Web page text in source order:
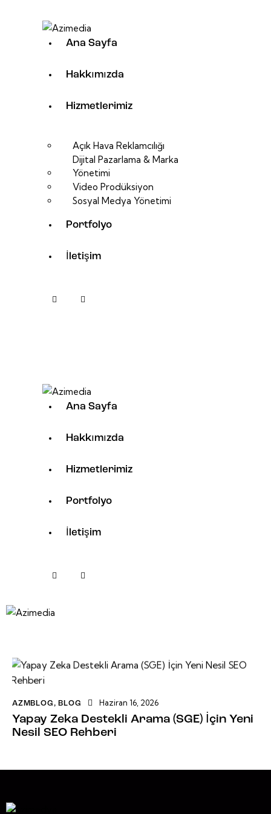
Ana Sayfa
Hakkımızda
Hizmetlerimiz
Açık Hava Reklamcılığı
Dijital Pazarlama & Marka
Yönetimi
Video Prodüksiyon
Sosyal Medya Yönetimi
Portfolyo
İletişim
Ana Sayfa
Hakkımızda
Hizmetlerimiz
Portfolyo
İletişim
AZMBLOG , BLOG Haziran 16, 2026
Yapay Zeka Destekli Arama (SGE) İçin Yeni
Nesil SEO Rehberi